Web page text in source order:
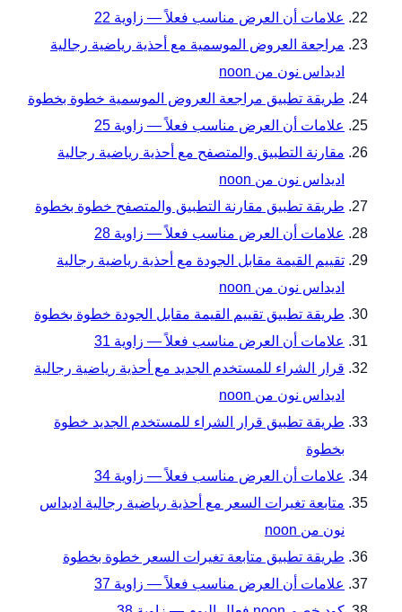
علامات أن العرض مناسب فعلاً — زاوية 22
مراجعة العروض الموسمية مع أحذية رياضية رجالية
اديداس نون من noon
طريقة تطبيق مراجعة العروض الموسمية خطوة بخطوة
علامات أن العرض مناسب فعلاً — زاوية 25
مقارنة التطبيق والمتصفح مع أحذية رياضية رجالية
اديداس نون من noon
طريقة تطبيق مقارنة التطبيق والمتصفح خطوة بخطوة
علامات أن العرض مناسب فعلاً — زاوية 28
تقييم القيمة مقابل الجودة مع أحذية رياضية رجالية
اديداس نون من noon
طريقة تطبيق تقييم القيمة مقابل الجودة خطوة بخطوة
علامات أن العرض مناسب فعلاً — زاوية 31
قرار الشراء للمستخدم الجديد مع أحذية رياضية رجالية
اديداس نون من noon
طريقة تطبيق قرار الشراء للمستخدم الجديد خطوة
بخطوة
علامات أن العرض مناسب فعلاً — زاوية 34
متابعة تغيرات السعر مع أحذية رياضية رجالية اديداس
نون من noon
طريقة تطبيق متابعة تغيرات السعر خطوة بخطوة
علامات أن العرض مناسب فعلاً — زاوية 37